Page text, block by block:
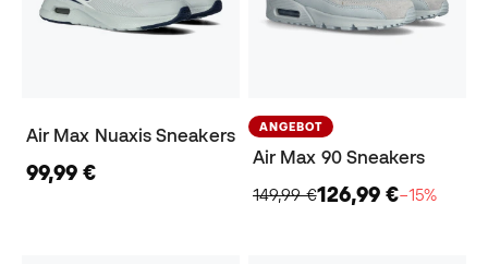
Air Max Nuaxis Sneakers
99,99 €
ANGEBOT
Air Max 90 Sneakers
149,99 €126,99 €−15%